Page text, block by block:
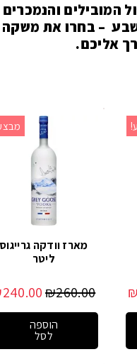
המובילים
–
₪
מארז וודקה גרייגוס
ליטר
₪260.00
240.00
הוספה
לסל